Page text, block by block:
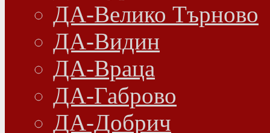
ДА-Велико Търново
ДА-Видин
ДА-Враца
ДА-Габрово
ДА-Добрич